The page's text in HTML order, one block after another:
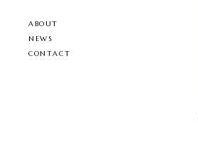
ABOUT
NEWS
CONTACT